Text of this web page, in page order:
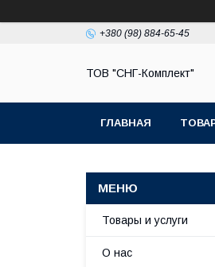
+380 (98) 884-65-45
ТОВ "СНГ-Комплект"
ГЛАВНАЯ
Товары и услуги
О нас